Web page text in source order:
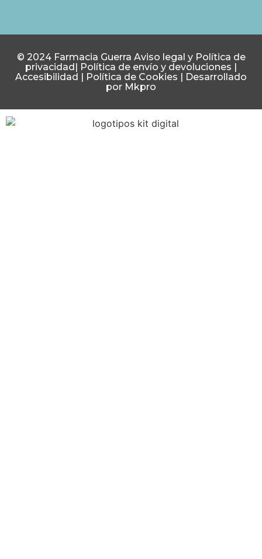
© 2024 Farmacia Guerra Aviso legal y Política de
privacidad| Política de envío y devoluciones |
Accesibilidad | Política de Cookies | Desarrollado
por Mkpro